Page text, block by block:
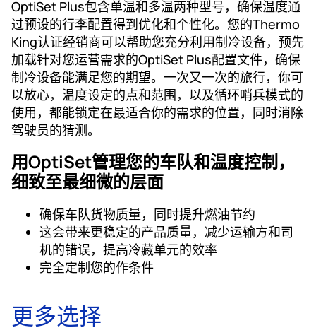
OptiSet Plus包含单温和多温两种型号，确保温度通
过预设的行李配置得到优化和个性化。您的Thermo
King认证经销商可以帮助您充分利用制冷设备，预先
加载针对您运营需求的OptiSet Plus配置文件，确保
制冷设备能满足您的期望。一次又一次的旅行，你可
以放心，温度设定的点和范围，以及循环哨兵模式的
使用，都能锁定在最适合你的需求的位置，同时消除
驾驶员的猜测。
用OptiSet管理您的车队和温度控制，
细致至最细微的层面
确保车队货物质量，同时提升燃油节约
这会带来更稳定的产品质量，减少运输方和司
机的错误，提高冷藏单元的效率
完全定制您的作条件
更多选择